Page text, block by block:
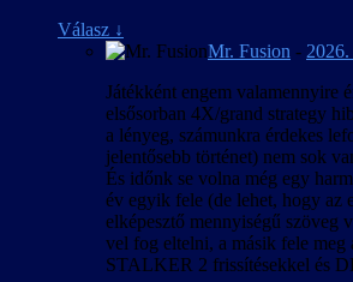
Válasz ↓
Mr. Fusion -
Játékként engem valamennyire
elsősorban 4X/grand strategy
a lényeg, számunkra érdekes
jelentősebb történet) nem sok
És időnk se volna még egy
év egyik fele (de lehet, hogy az
elképesztő mennyiségű szöveg
vel fog eltelni, a másik fele meg
STALKER 2 frissítésekkel és